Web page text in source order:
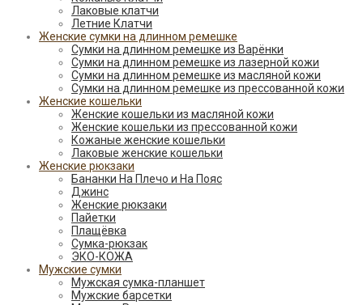
Лаковые клатчи
Летние Клатчи
Женские сумки на длинном ремешке
Сумки на длинном ремешке из Варёнки
Сумки на длинном ремешке из лазерной кожи
Сумки на длинном ремешке из масляной кожи
Сумки на длинном ремешке из прессованной кожи
Женские кошельки
Женские кошельки из масляной кожи
Женские кошельки из прессованной кожи
Кожаные женские кошельки
Лаковые женские кошельки
Женские рюкзаки
Бананки На Плечо и На Пояс
Джинс
Женские рюкзаки
Пайетки
Плащёвка
Сумка-рюкзак
ЭКО-КОЖА
Мужские сумки
Мужская сумка-планшет
Мужские барсетки